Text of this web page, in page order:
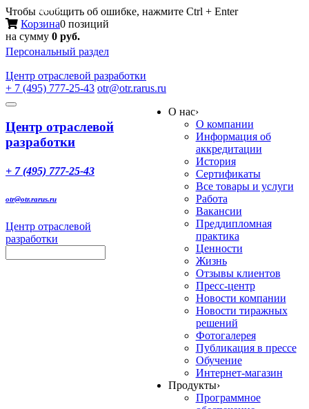
Чтобы сообщить об ошибке, нажмите Ctrl + Enter
Корзина0 позиций
на сумму 0 руб.
Персональный раздел
Центр отраслевой разработки
+ 7 (495) 777-25-43 otr@otr.rarus.ru
Toggle
Меню
Центр отраслевой
разработки
+ 7 (495) 777-25-43
otr@otr.rarus.ru
Центр отраслевой
разработки
О нас›
О компании
Информация об
аккредитации
История
Сертификаты
Все товары и услуги
Работа
Вакансии
Преддипломная
практика
Ценности
Жизнь
Отзывы клиентов
Пресс-центр
Новости компании
Новости тиражных
решений
Фотогалерея
Публикация в прессе
Обучение
Интернет-магазин
Продукты›
Программное